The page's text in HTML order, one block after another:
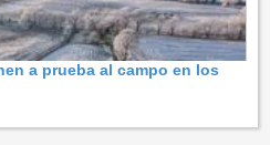
a prueba al campo en los